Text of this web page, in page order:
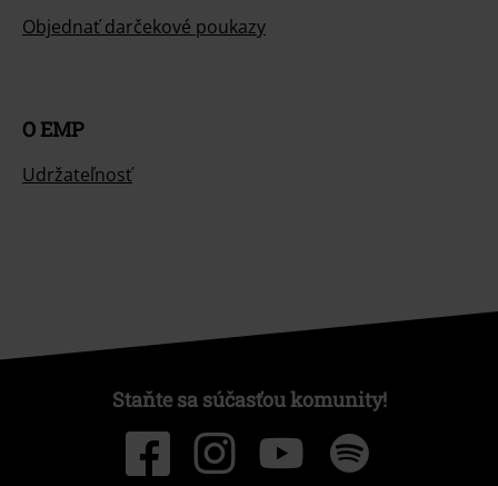
Objednať darčekové poukazy
O EMP
Udržateľnosť
Staňte sa súčasťou komunity!